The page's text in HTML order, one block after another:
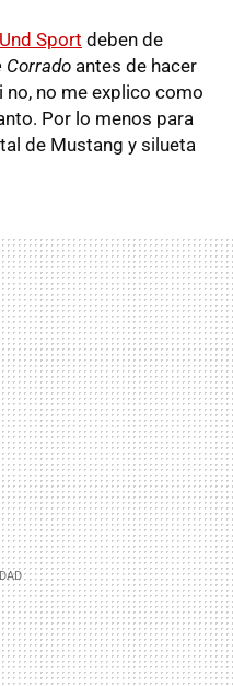
Sport deben de
Corrado antes de hacer
no me explico como
Por lo menos para
de Mustang y silueta